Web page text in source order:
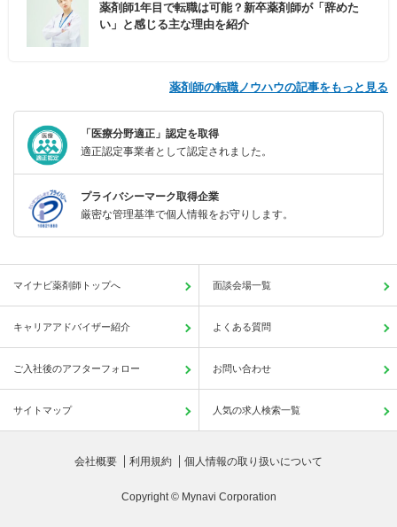
薬剤師1年目で転職は可能？新卒薬剤師が「辞めた
い」と感じる主な理由を紹介
薬剤師の転職ノウハウの記事をもっと見る
「医療分野適正」認定を取得
適正認定事業者として認定されました。
プライバシーマーク取得企業
厳密な管理基準で個人情報をお守りします。
マイナビ薬剤師トップへ 面談会場一覧
キャリアアドバイザー紹介 よくある質問
ご入社後のアフターフォロー お問い合わせ
サイトマップ 人気の求人検索一覧
会社概要 利用規約 個人情報の取り扱いについて
Copyright © Mynavi Corporation